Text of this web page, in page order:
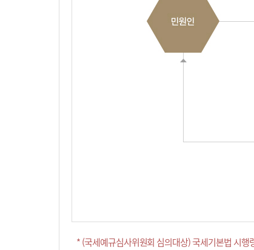
* (국세예규심사위원회 심의대상) 국세기본법 시행